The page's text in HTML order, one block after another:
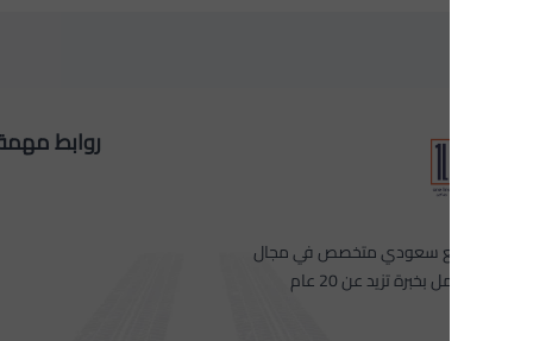
سعودي متخصص في مجال
بخبرة تزيد عن 20 عام
روابط مهمة